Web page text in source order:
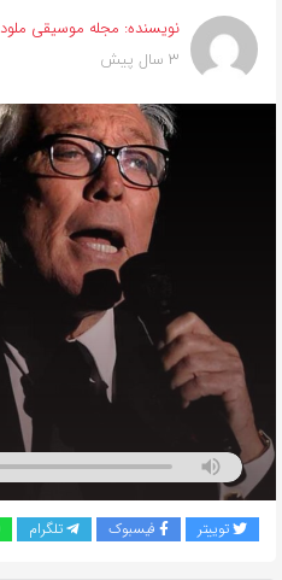
این
صفحه
را
کپی
لینک
نویسنده: مجله موسیقی ملود
3 سال پیش
توییتر فیسبوک تلگرام